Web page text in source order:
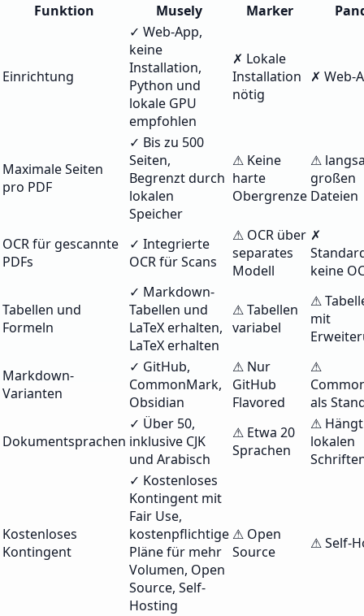
Funktion Musely Marker
Einrichtung
✓ Web-App,
keine
Installation,
Python und
lokale GPU
empfohlen
✗ Lokale
Installation
nötig
✗ Web-
Maximale Seiten
pro PDF
✓ Bis zu 500
Seiten,
Begrenzt durch
lokalen
Speicher
⚠ Keine
harte
Obergrenze
⚠
großen
Dateien
OCR für gescannte
PDFs
✓ Integrierte
OCR für Scans
⚠ OCR über
separates
Modell
✗
keine
Tabellen und
Formeln
✓ Markdown-
Tabellen und
LaTeX erhalten,
LaTeX erhalten
⚠ Tabellen
variabel
⚠
mit
Markdown-
Varianten
✓ GitHub,
CommonMark,
Obsidian
⚠ Nur
GitHub
Flavored
⚠
als
Dokumentsprachen
✓ Über 50,
inklusive CJK
und Arabisch
⚠ Etwa 20
Sprachen
⚠
lokalen
Kostenloses
Kontingent
✓ Kostenloses
Kontingent mit
Fair Use,
kostenpflichtige
Pläne für mehr
Volumen, Open
Source, Self-
Hosting
⚠ Open
Source
⚠ Self-